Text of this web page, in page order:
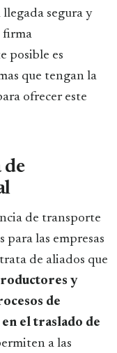
segura y
firma
posible es
que tengan la
ofrecer este
de
de transporte
las empresas
de aliados que
y
de
el traslado de
a las